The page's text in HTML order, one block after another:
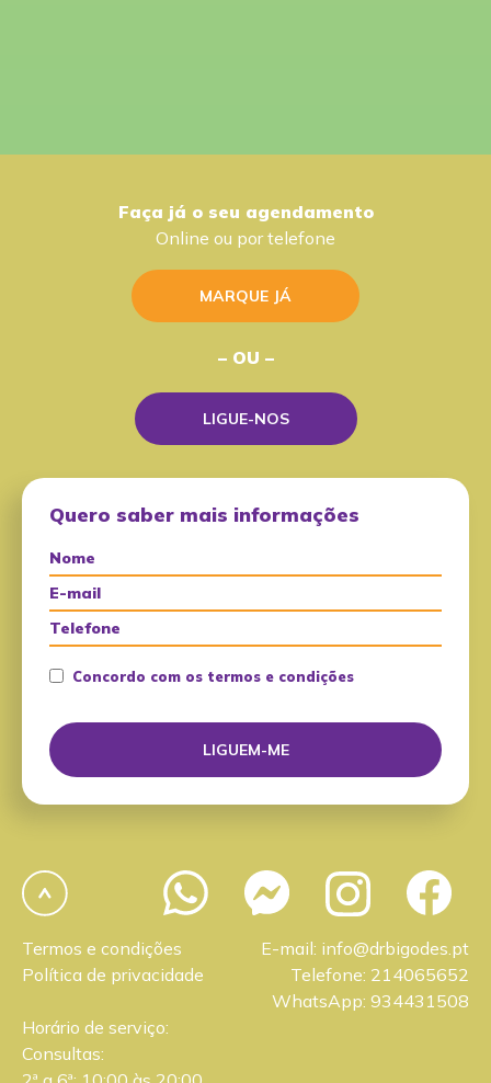
Faça já o seu agendamento
Online ou por telefone
MARQUE JÁ
– OU –
LIGUE-NOS
Quero saber mais informações
Concordo com os termos e condições
Termos e condições
Política de privacidade
E-mail: info@drbigodes.pt
Telefone: 214065652
WhatsApp: 934431508
Horário de serviço:
Consultas: